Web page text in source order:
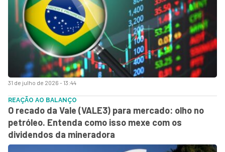
31 de julho de 2026 - 13:44
REAÇÃO AO BALANÇO
O recado da Vale (VALE3) para mercado: olho no
petróleo. Entenda como isso mexe com os
dividendos da mineradora